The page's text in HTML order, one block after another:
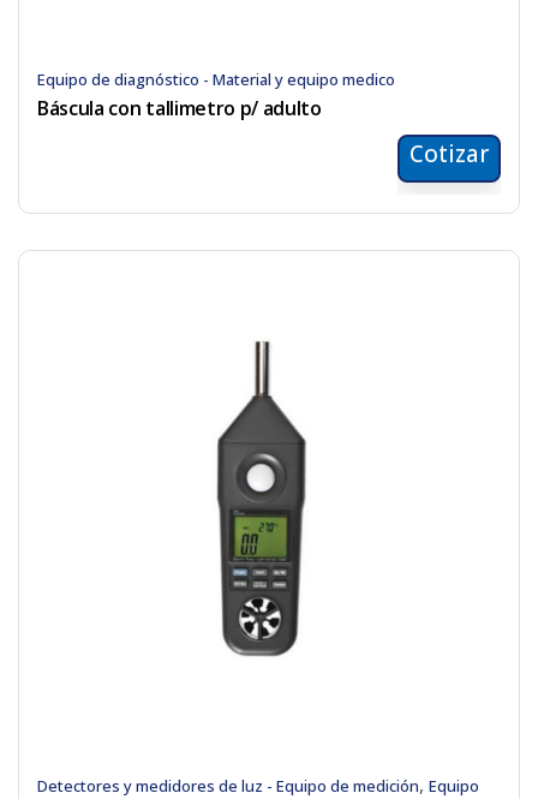
Equipo de diagnóstico - Material y equipo medico
Báscula con tallimetro p/ adulto
Cotizar
Detectores y medidores de luz - Equipo de medición, Equipo